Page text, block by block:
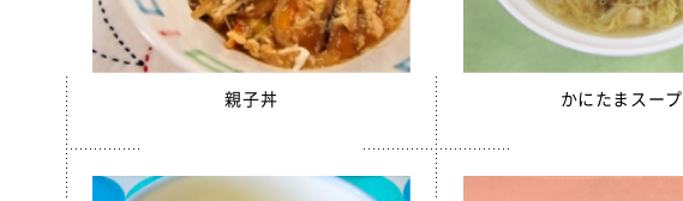
全学栄製品
全学栄すいせん製品
全学栄 豚レバーチップ
蒸し挽き割り大豆
えごまふりかけ
親子丼 かにたまスープ